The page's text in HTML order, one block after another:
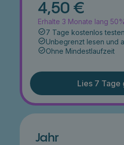
4,50 €
Erhalte 3 Monate lang
7 Tage kostenlos testen
Unbegrenzt lesen und
Ohne Mindestlaufzeit
Lies 7 Tage
Jahr